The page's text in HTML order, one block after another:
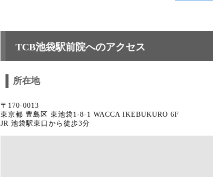
TCB池袋駅前院へのアクセス
所在地
〒170-0013
東京都 豊島区 東池袋1-8-1 WACCA IKEBUKURO 6F
JR 池袋駅東口から徒歩3分